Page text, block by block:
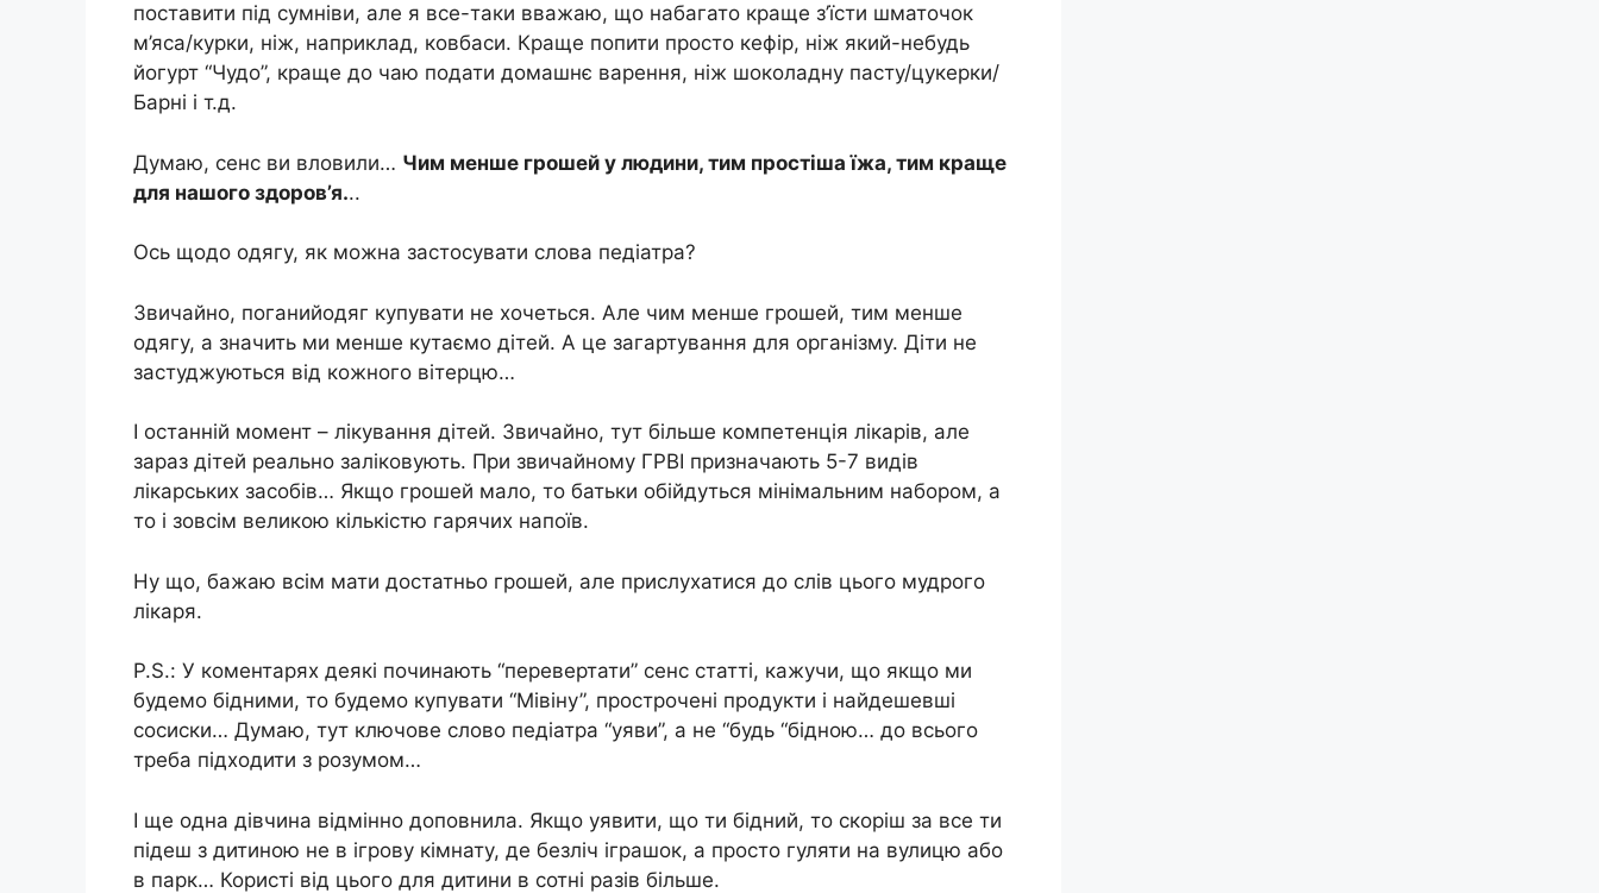
поставити під сумніви, але я все-таки вважаю, що набагато краще з’їсти шматочок
м’яса/курки, ніж, наприклад, ковбаси. Краще попити просто кефір, ніж який-небудь
йогурт “Чудо”, краще до чаю подати домашнє варення, ніж шоколадну пасту/цукерки/
Барні і т.д.
Думаю, сенс ви вловили… Чим менше грошей у людини, тим простіша їжа, тим краще
для нашого здоров’я...
Ось щодо одягу, як можна застосувати слова педіатра?
Звичайно, поганийодяг купувати не хочеться. Але чим менше грошей, тим менше
одягу, а значить ми менше кутаємо дітей. А це загартування для організму. Діти не
застуджуються від кожного вітерцю…
І останній момент – лікування дітей. Звичайно, тут більше компетенція лікарів, але
зараз дітей реально заліковують. При звичайному ГРВІ призначають 5-7 видів
лікарських засобів… Якщо грошей мало, то батьки обійдуться мінімальним набором, а
то і зовсім великою кількістю гарячих напоїв.
Ну що, бажаю всім мати достатньо грошей, але прислухатися до слів цього мудрого
лікаря.
P.S.: У коментарях деякі починають “перевертати” сенс статті, кажучи, що якщо ми
будемо бідними, то будемо купувати “Мівіну”, прострочені продукти і найдешевші
сосиски… Думаю, тут ключове слово педіатра “уяви”, а не “будь “бідною… до всього
треба підходити з розумом…
І ще одна дівчина відмінно доповнила. Якщо уявити, що ти бідний, то скоріш за все ти
підеш з дитиною не в ігрову кімнату, де безліч іграшок, а просто гуляти на вулицю або
в парк… Користі від цього для дитини в сотні разів більше.